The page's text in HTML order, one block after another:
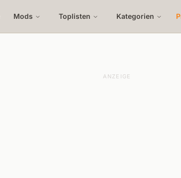
Mods Toplisten Kategorien
ANZEIGE